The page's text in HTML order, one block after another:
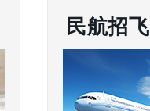
民航招飞